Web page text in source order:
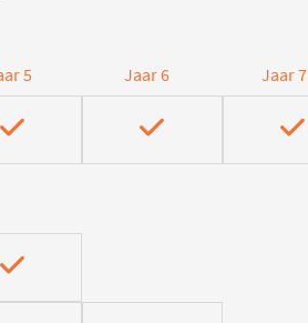
5 Jaar 6 Jaar 7